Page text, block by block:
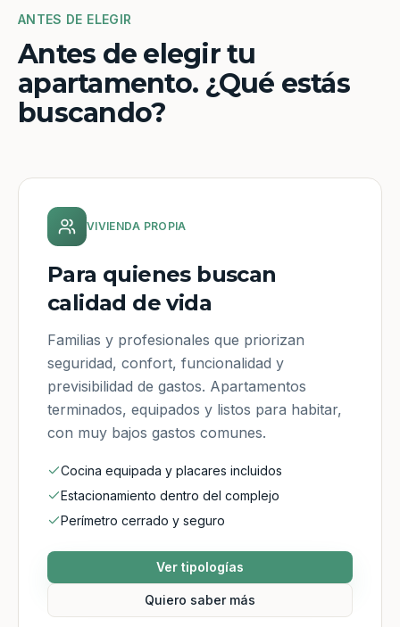
ANTES DE ELEGIR
Antes de elegir tu
apartamento. ¿Qué estás
buscando?
VIVIENDA PROPIA
Para quienes buscan
calidad de vida
Familias y profesionales que priorizan
seguridad, confort, funcionalidad y
previsibilidad de gastos. Apartamentos
terminados, equipados y listos para habitar,
con muy bajos gastos comunes.
Cocina equipada y placares incluidos
Estacionamiento dentro del complejo
Perímetro cerrado y seguro
Ver tipologías
Quiero saber más